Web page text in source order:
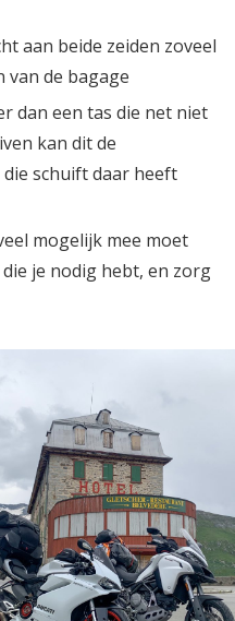
aan beide zeiden zoveel
van de bagage
dan een tas die net niet
kan dit de
schuift daar heeft
mogelijk mee moet
je nodig hebt, en zorg